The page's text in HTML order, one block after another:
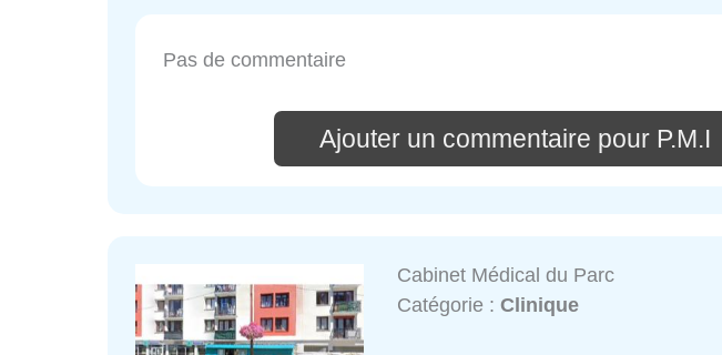
Pas de commentaire
Ajouter un commentaire pour P.M.I
Cabinet Médical du Parc
Catégorie :Clinique